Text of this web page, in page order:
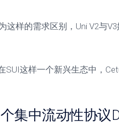
这样的需求区别，Uni V2与V3
SUI这样一个新兴生态中，
集中流动性协议